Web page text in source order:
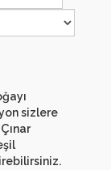
sizlere